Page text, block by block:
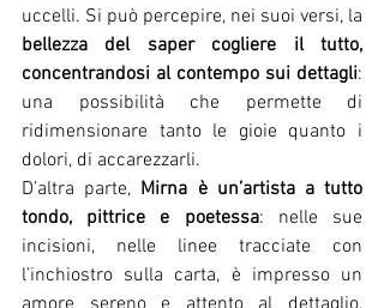
bellezza del saper cogliere il tutto,
concentrandosi al contempo sui dettagli:
una possibilità che permette di
ridimensionare tanto le gioie quanto i
dolori, di accarezzarli.
D’altra parte, Mirna è un’artista a tutto
tondo, pittrice e poetessa: nelle sue
incisioni, nelle linee tracciate con
l’inchiostro sulla carta, è impresso un